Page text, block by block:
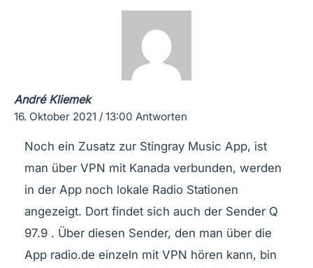
André Kliemek
16. Oktober 2021 / 13:00 Antworten
Noch ein Zusatz zur Stingray Music App, ist
man über VPN mit Kanada verbunden, werden
in der App noch lokale Radio Stationen
angezeigt. Dort findet sich auch der Sender Q
97.9 . Über diesen Sender, den man über die
App radio.de einzeln mit VPN hören kann, bin